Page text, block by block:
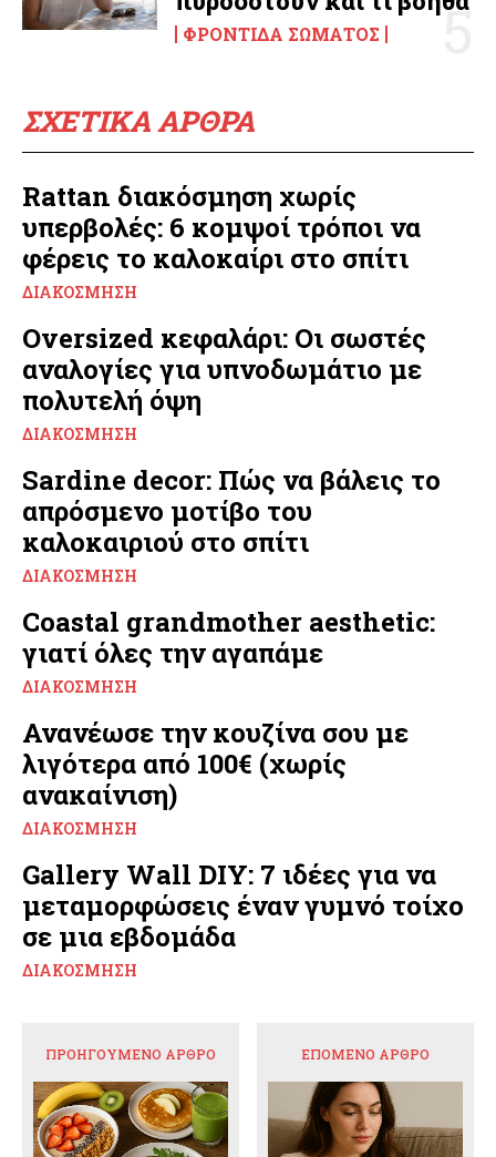
ΦΡΟΝΤΊΔΑ ΣΏΜΑΤΟΣ
ΣΧΕΤΙΚΑ ΑΡΘΡΑ
Rattan διακόσμηση χωρίς
υπερβολές: 6 κομψοί τρόποι να
φέρεις το καλοκαίρι στο σπίτι
ΔΙΑΚΌΣΜΗΣΗ
Oversized κεφαλάρι: Οι σωστές
αναλογίες για υπνοδωμάτιο με
πολυτελή όψη
ΔΙΑΚΌΣΜΗΣΗ
Sardine decor: Πώς να βάλεις το
απρόσμενο μοτίβο του
καλοκαιριού στο σπίτι
ΔΙΑΚΌΣΜΗΣΗ
Coastal grandmother aesthetic:
γιατί όλες την αγαπάμε
ΔΙΑΚΌΣΜΗΣΗ
Ανανέωσε την κουζίνα σου με
λιγότερα από 100€ (χωρίς
ανακαίνιση)
ΔΙΑΚΌΣΜΗΣΗ
Gallery Wall DIY: 7 ιδέες για να
μεταμορφώσεις έναν γυμνό τοίχο
σε μια εβδομάδα
ΔΙΑΚΌΣΜΗΣΗ
ΠΡΟΗΓΟΎΜΕΝΟ ΆΡΘΡΟ ΕΠΌΜΕΝΟ ΆΡΘΡΟ